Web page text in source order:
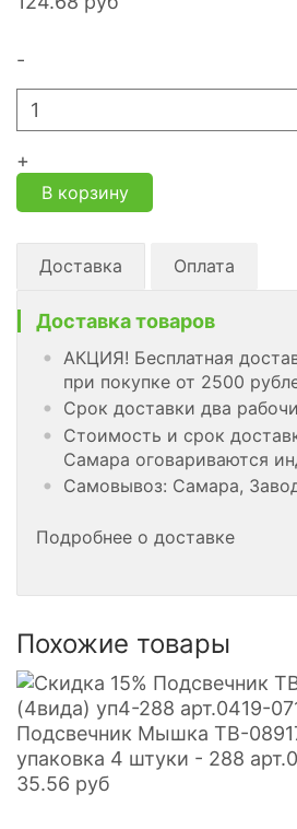
-
+
В корзину
Доставка Оплата
Доставка товаров
АКЦИЯ! Бесплатная
при покупке от 2500
Срок доставки два
Стоимость и срок
Самара оговариваются
Самовывоз: Самара,
Подробнее о доставке
Похожие товары
Подсвечник Мышка TB-
упаковка 4 штуки - 288
35.56 руб